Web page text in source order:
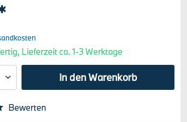
Lieferzeit ca. 1-3 Werktage
In den Warenkorb
Bewerten